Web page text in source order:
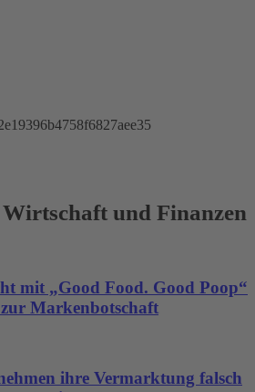
und Finanzen
mit „Good Food. Good Poop“
Markenbotschaft
ihre Vermarktung falsch